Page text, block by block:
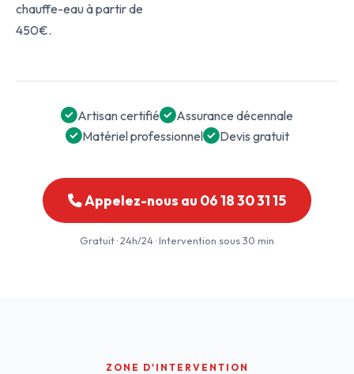
chauffe-eau à partir de
450€.
Artisan certifié
Assurance décennale
Matériel professionnel
Devis gratuit
Appelez-nous au 06 18 30 31 15
Gratuit · 24h/24 · Intervention sous 30 min
ZONE D'INTERVENTION